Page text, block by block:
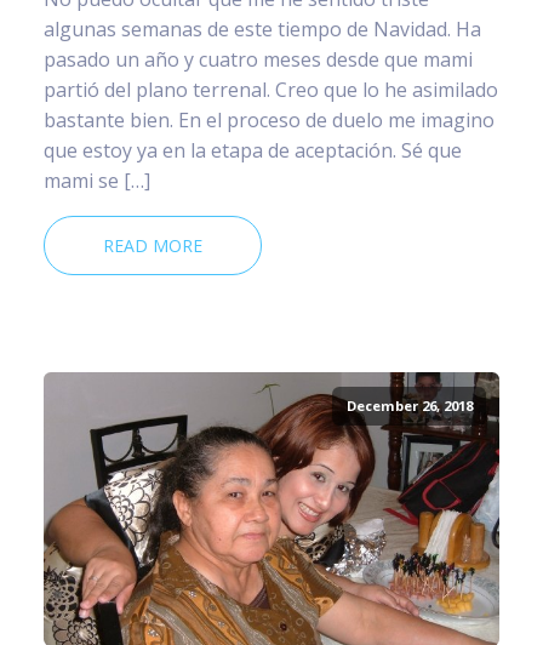
algunas semanas de este tiempo de Navidad. Ha
pasado un año y cuatro meses desde que mami
partió del plano terrenal. Creo que lo he asimilado
bastante bien. En el proceso de duelo me imagino
que estoy ya en la etapa de aceptación. Sé que
mami se […]
READ MORE
December 26, 2018